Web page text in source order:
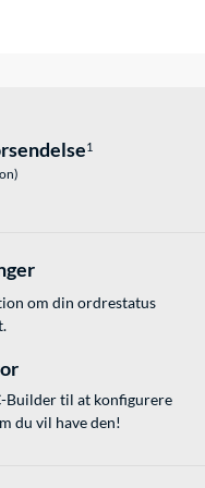
1
om din ordrestatus
Builder til at konfigurere
du vil have den!